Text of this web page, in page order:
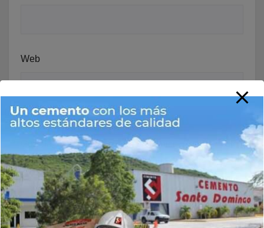
Web
Guarda mi nombre, correo electrónico y web en este
navegador para la próxima vez que comente.